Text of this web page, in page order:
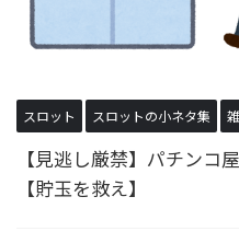
スロット スロットの小ネタ集
【見逃し厳禁】パチンコ
【貯玉を救え】